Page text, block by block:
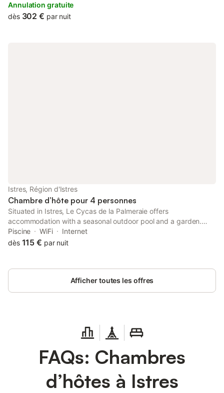
lumineux et aéré. La grande fenêtre laisse entrer la lumière
naturelle, inondant la pièce d'une clarté chaleureuse. Sa
Annulation gratuite
dès 302 € par nuit
Istres, Région d'Istres
Chambre d’hôte pour 4 personnes
Situated in Istres, Le Cycas de la Palmeraie offers
accommodation with a seasonal outdoor pool and a garden.
This property offers access to a terrace, free private parking
and free WiFi.
Piscine WiFi
Internet
dès 115 € par nuit
Afficher toutes les offres
FAQs: Chambres
d’hôtes à Istres